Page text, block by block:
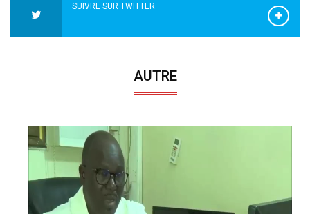
SUIVRE SUR TWITTER
AUTRE